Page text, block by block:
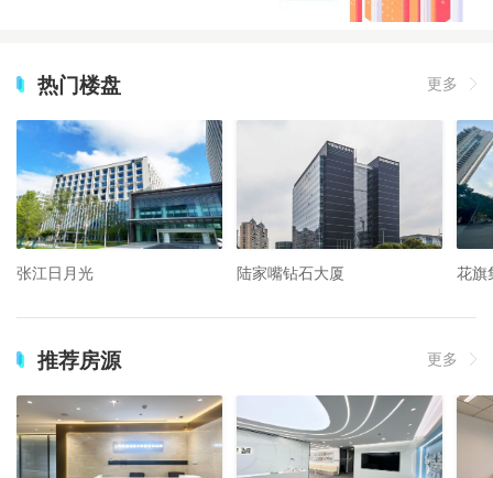
热门楼盘 更多
张江日月光 陆家嘴钻石大厦 花旗
推荐房源 更多